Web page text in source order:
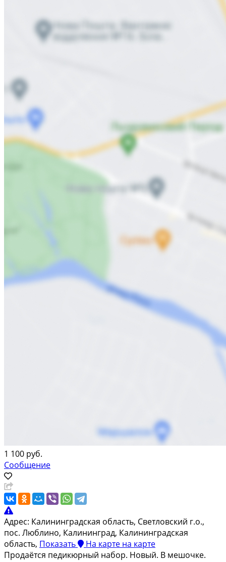
1 100 руб.
Сообщение
Адрес: Калининградская область, Светловский г.о.,
пос. Люблино, Калининград, Калининградская
область, Показать На карте на карте
Продаётся педикюрный набор. Новый. В мешочке.